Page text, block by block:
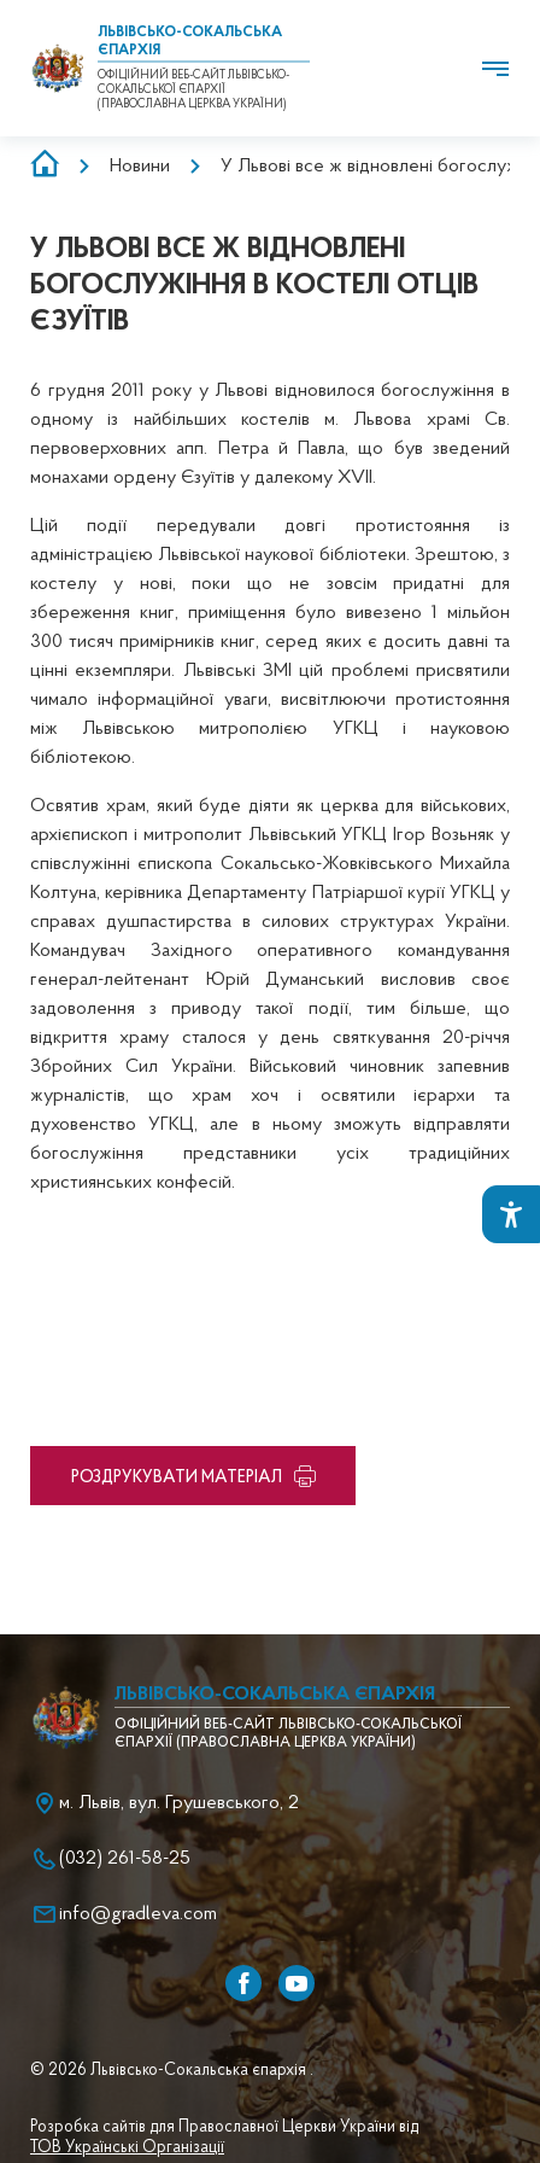
ЛЬВІВСЬКО-СОКАЛЬСЬКА
ЄПАРХІЯ
ОФІЦІЙНИЙ ВЕБ-САЙТ ЛЬВІВСЬКО-
СОКАЛЬСЬКОЇ ЄПАРХІЇ
(ПРАВОСЛАВНА ЦЕРКВА УКРАЇНИ)
РЯДОК
Новини У Львові все ж відновлені
У ЛЬВОВІ ВСЕ Ж ВІДНОВЛЕНІ
БОГОСЛУЖІННЯ В КОСТЕЛІ ОТЦІВ
ЄЗУЇТІВ
6 грудня 2011 року у Львові відновилося богослужіння в
одному із найбільших костелів м. Львова храмі Св.
первоверховних апп. Петра й Павла, що був зведений
монахами ордену Єзуїтів у далекому XVII.
Цій події передували довгі протистояння із
адміністрацією Львівської наукової бібліотеки. Зрештою, з
костелу у нові, поки що не зовсім придатні для
збереження книг, приміщення було вивезено 1 мільйон
300 тисяч примірників книг, серед яких є досить давні та
цінні екземпляри. Львівські ЗМІ цій проблемі присвятили
чимало інформаційної уваги, висвітлюючи протистояння
між Львівською митрополією УГКЦ і науковою
бібліотекою.
Освятив храм, який буде діяти як церква для військових,
архієпископ і митрополит Львівський УГКЦ Ігор Возьняк у
співслужінні єпископа Сокальсько-Жовківського Михайла
Колтуна, керівника Департаменту Патріаршої курії УГКЦ у
справах душпастирства в силових структурах України.
Командувач Західного оперативного командування
генерал-лейтенант Юрій Думанський висловив своє
задоволення з приводу такої події, тим більше, що
відкриття храму сталося у день святкування 20-річчя
Збройних Сил України. Військовий чиновник запевнив
журналістів, що храм хоч і освятили ієрархи та
духовенство УГКЦ, але в ньому зможуть відправляти
богослужіння представники усіх традиційних
християнських конфесій.
PОЗДРУКУВАТИ МАТЕРІАЛ
ЛЬВІВСЬКО-СОКАЛЬСЬКА ЄПАРХІЯ
ОФІЦІЙНИЙ ВЕБ-САЙТ ЛЬВІВСЬКО-СОКАЛЬСЬКОЇ
ЄПАРХІЇ (ПРАВОСЛАВНА ЦЕРКВА УКРАЇНИ)
м. Львів, вул. Грушевського, 2
(032) 261-58-25
info@gradleva.com
© 2026 Львівсько-Сокальська єпархія .
Розробка сайтів для Православної Церкви України від
ТОВ Українські Організації